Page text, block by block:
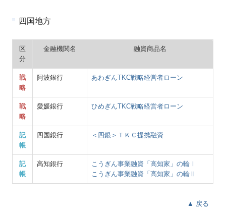
四国地方
区
分
金融機関名 融資商品名
戦
略
阿波銀行 あわぎんTKC戦略経営者ローン
戦
略
愛媛銀行 ひめぎんTKC戦略経営者ローン
記
帳
四国銀行 ＜四銀＞ＴＫＣ提携融資
記
帳
高知銀行
こうぎん事業融資「高知家」の輪Ⅰ
こうぎん事業融資「高知家」の輪Ⅱ
▲ 戻る